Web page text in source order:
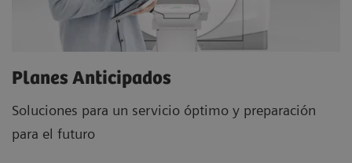
Planes Anticipados
Soluciones para un servicio óptimo y preparación
para el futuro